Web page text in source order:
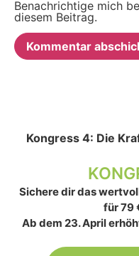
Benachrichtige mich
diesem Beitrag.
Kongress 4: Die
Sichere dir das
für 79
Ab dem 23. April